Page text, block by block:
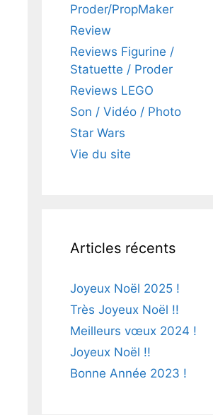
Proder/PropMaker
Review
Reviews Figurine /
Statuette / Proder
Reviews LEGO
Son / Vidéo / Photo
Star Wars
Vie du site
Articles récents
Joyeux Noël 2025 !
Très Joyeux Noël !!
Meilleurs vœux 2024 !
Joyeux Noël !!
Bonne Année 2023 !